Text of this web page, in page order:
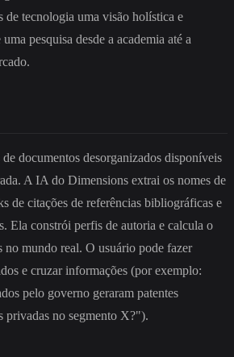
de tecnologia uma visão holística e
pesquisa desde a academia até a
documentos desorganizados disponíveis
A IA do Dimensions extrai os nomes de
de citações de referências bibliográficas e
Ela constrói perfis de autoria e calcula o
no mundo real. O usuário pode fazer
e cruzar informações (por exemplo:
pelo governo geraram patentes
privadas no segmento X?").